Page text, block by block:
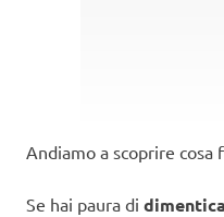
Andiamo a scoprire cosa
Se hai paura di